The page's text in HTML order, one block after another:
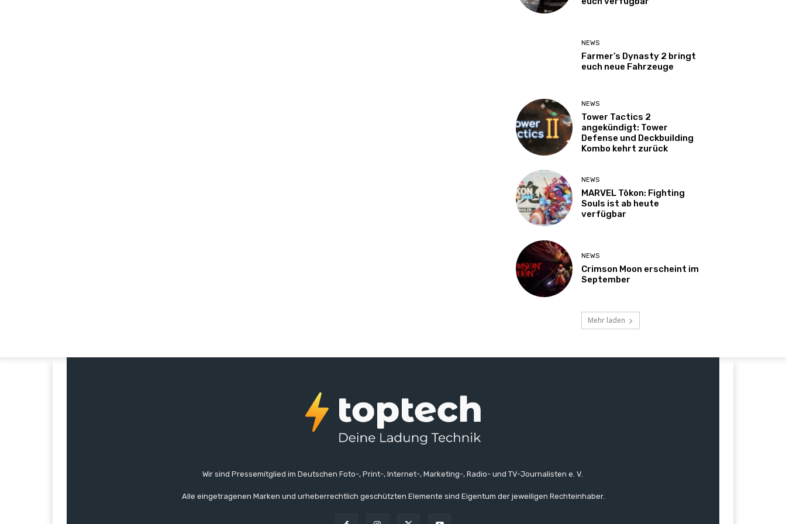
NEWS
Farmer’s Dynasty 2 bringt
euch neue Fahrzeuge
NEWS
Tower Tactics 2
angekündigt: Tower
Defense und Deckbuilding
Kombo kehrt zurück
NEWS
MARVEL Tōkon: Fighting
Souls ist ab heute
verfügbar
NEWS
Crimson Moon erscheint im
September
Mehr laden
Wir sind Pressemitglied im Deutschen Foto-, Print-, Internet-, Marketing-, Radio- und TV-Journalisten e. V.
Alle eingetragenen Marken und urheberrechtlich geschützten Elemente sind Eigentum der jeweiligen Rechteinhaber.